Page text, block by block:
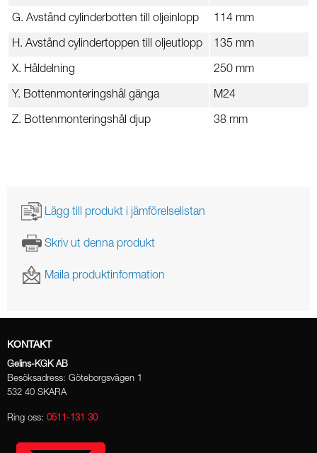
G. Avstånd cylinderbotten till oljeinlopp 114 mm
H. Avstånd cylindertoppen till oljeutlopp 135 mm
X. Håldelning 250 mm
Y. Bottenmonteringshål gänga M24
Z. Bottenmonteringshål djup 38 mm
Lägg till produkt i jämförelselistan
Skriv ut denna produkt
Maila produktinformation
KONTAKT
Gelins-KGK AB
Besöksadress: Göteborgsvägen 1
532 40 SKARA
Ring oss: 0511-131 30